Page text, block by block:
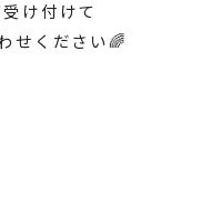
受け付けて
せください🌈